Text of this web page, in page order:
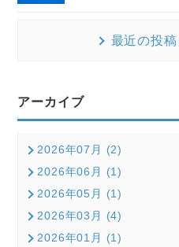
最近の投
アーカイブ
2026年07月 (2)
2026年06月 (1)
2026年05月 (1)
2026年03月 (4)
2026年01月 (1)